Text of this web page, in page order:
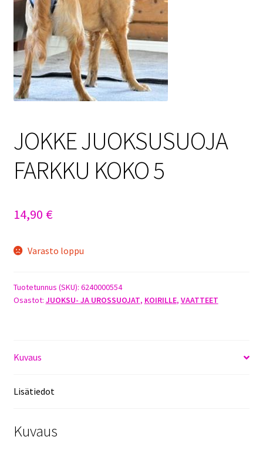
Sulo
Tietosuojaseloste
Toimitusehdot
Uutisia
JOKKE JUOKSUSUOJA
FARKKU KOKO 5
14,90 €
Varasto loppu
Tuotetunnus (SKU): 6240000554
Osastot: JUOKSU- JA UROSSUOJAT, KOIRILLE, VAATTEET
Kuvaus
Lisätiedot
Kuvaus